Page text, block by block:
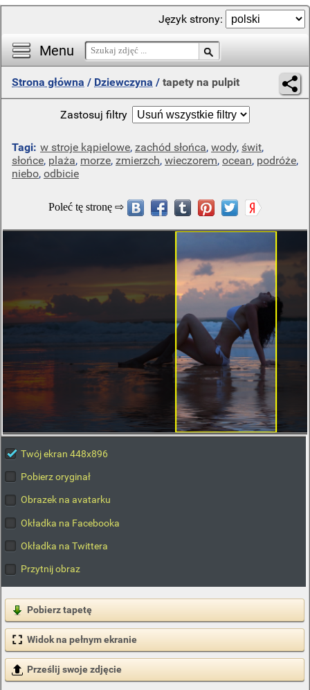
Menu
Język strony:
Strona główna / Dziewczyna / tapety na pulpit
Zastosuj filtry
Tagi: w stroje kąpielowe, zachód słońca, wody, świt,
słońce, plaża, morze, zmierzch, wieczorem, ocean, podróże,
niebo, odbicie
Twój ekran 448x896
Pobierz oryginał
Obrazek na avatarku
Okładka na Facebooka
Okładka na Twittera
Przytnij obraz
Pobierz tapetę
Widok na pełnym ekranie
Prześlij swoje zdjęcie